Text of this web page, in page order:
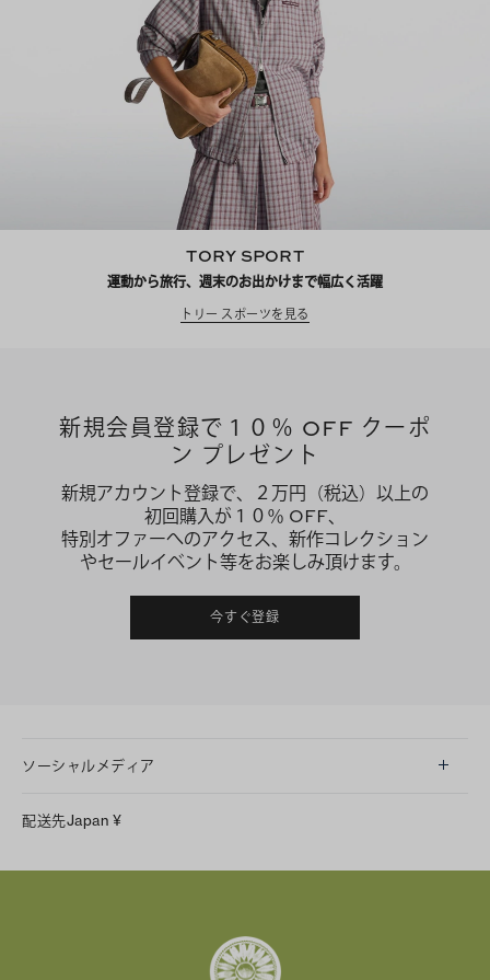
TORY SPORT
運動から旅行、週末のお出かけまで幅広く活躍
トリー スポーツを見る
新規会員登録で１０％ OFF クーポ
ン プレゼント
新規アカウント登録で、２万円（税込）以上の
初回購入が１０％ OFF、
特別オファーへのアクセス、新作コレクション
やセールイベント等をお楽しみ頂けます。
今すぐ登録
ソーシャルメディア
Facebook
配送先Japan ¥